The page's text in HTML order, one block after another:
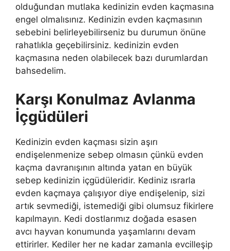
olduğundan mutlaka kedinizin evden kaçmasına
engel olmalısınız. Kedinizin evden kaçmasının
sebebini belirleyebilirseniz bu durumun önüne
rahatlıkla geçebilirsiniz. kedinizin evden
kaçmasına neden olabilecek bazı durumlardan
bahsedelim.
Karşı Konulmaz Avlanma
İçgüdüleri
Kedinizin evden kaçması sizin aşırı
endişelenmenize sebep olmasın çünkü evden
kaçma davranışının altında yatan en büyük
sebep kedinizin içgüdüleridir. Kediniz ısrarla
evden kaçmaya çalışıyor diye endişelenip, sizi
artık sevmediği, istemediği gibi olumsuz fikirlere
kapılmayın. Kedi dostlarımız doğada esasen
avcı hayvan konumunda yaşamlarını devam
ettirirler. Kediler her ne kadar zamanla evcilleşip